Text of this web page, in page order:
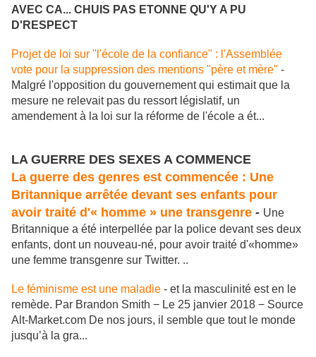
AVEC CA... CHUIS PAS ETONNE QU'Y A PU
D'RESPECT
Projet de loi sur "l'école de la confiance" : l'Assemblée
vote pour la suppression des mentions "père et mère" -
Malgré l'opposition du gouvernement qui estimait que la
mesure ne relevait pas du ressort législatif, un
amendement à la loi sur la réforme de l'école a ét...
LA GUERRE DES SEXES A COMMENCE
La guerre des genres est commencée : Une
Britannique arrêtée devant ses enfants pour
avoir traité d'« homme » une transgenre - Une
Britannique a été interpellée par la police devant ses deux
enfants, dont un nouveau-né, pour avoir traité d'«homme»
une femme transgenre sur Twitter. ..
Le féminisme est une maladie - et la masculinité est en le
remède. Par Brandon Smith − Le 25 janvier 2018 − Source
Alt-Market.com De nos jours, il semble que tout le monde
jusqu’à la gra...